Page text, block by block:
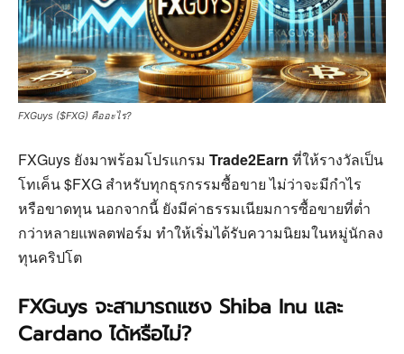
FXGuys ($FXG) คืออะไร?
FXGuys ยังมาพร้อมโปรแกรม Trade2Earn ที่ให้รางวัลเป็น
โทเค็น $FXG สำหรับทุกธุรกรรมซื้อขาย ไม่ว่าจะมีกำไร
หรือขาดทุน นอกจากนี้ ยังมีค่าธรรมเนียมการซื้อขายที่ต่ำ
กว่าหลายแพลตฟอร์ม ทำให้เริ่มได้รับความนิยมในหมู่นักลง
ทุนคริปโต
FXGuys จะสามารถแซง Shiba Inu และ
Cardano ได้หรือไม่?